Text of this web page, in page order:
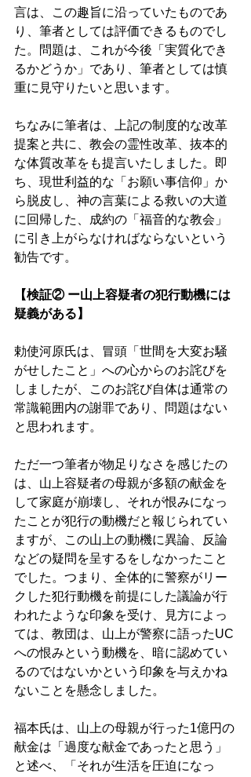
言は、この趣旨に沿っていたものであ
り、筆者としては評価できるものでし
た。問題は、これが今後「実質化でき
るかどうか」であり、筆者としては慎
重に見守りたいと思います。
ちなみに筆者は、上記の制度的な改革
提案と共に、教会の霊性改革、抜本的
な体質改革をも提言いたしました。即
ち、現世利益的な「お願い事信仰」か
ら脱皮し、神の言葉による救いの大道
に回帰した、成約の「福音的な教会」
に引き上がらなければならないという
勧告です。
【検証② ー山上容疑者の犯行動機には
疑義がある】
勅使河原氏は、冒頭「世間を大変お騒
がせしたこと」への心からのお詫びを
しましたが、このお詫び自体は通常の
常識範囲内の謝罪であり、問題はない
と思われます。
ただ一つ筆者が物足りなさを感じたの
は、山上容疑者の母親が多額の献金を
して家庭が崩壊し、それが恨みになっ
たことが犯行の動機だと報じられてい
ますが、この山上の動機に異論、反論
などの疑問を呈するをしなかったこと
でした。つまり、全体的に警察がリー
クした犯行動機を前提にした議論が行
われたような印象を受け、見方によっ
ては、教団は、山上が警察に語ったUC
への恨みという動機を、暗に認めてい
るのではないかという印象を与えかね
ないことを懸念しました。
福本氏は、山上の母親が行った1億円の
献金は「過度な献金であったと思う」
と述べ、「それが生活を圧迫になっ